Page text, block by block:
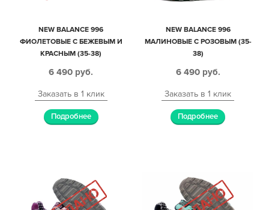
NEW BALANCE 996
ФИОЛЕТОВЫЕ С БЕЖЕВЫМ И
КРАСНЫМ (35-38)
6 490 руб.
Заказать в 1 клик
Подробнее
NEW BALANCE 996
МАЛИНОВЫЕ С РОЗОВЫМ (35-
38)
6 490 руб.
Заказать в 1 клик
Подробнее